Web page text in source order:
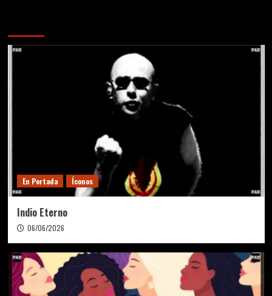
En Portada Íconos
Indio Eterno
06/06/2026